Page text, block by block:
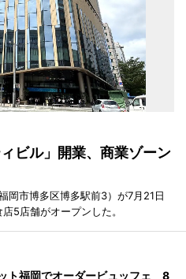
ビル」開業、商業ゾーン
岡市博多区博多駅前3）が7月21日
5店舗がオープンした。
ト福岡でオーダービュッフェ 8